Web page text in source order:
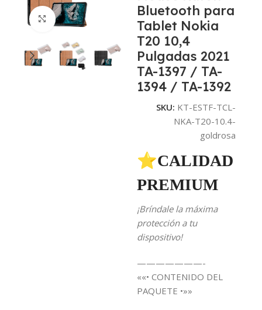
Click to enlarge
Bluetooth para
Tablet Nokia
T20 10,4
Pulgadas 2021
TA-1397 / TA-
1394 / TA-1392
SKU: KT-ESTF-TCL-
NKA-T20-10.4-
goldrosa
⭐CALIDAD
PREMIUM
¡Bríndale la máxima
protección a tu
dispositivo!
———————-
««• CONTENIDO DEL
PAQUETE •»»